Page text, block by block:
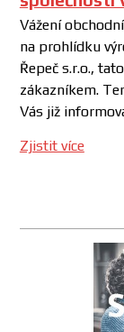
Vážení
na prohlídku
Řepeč s.r.o.,
zákazníkem.
Vás již
Zjistit více